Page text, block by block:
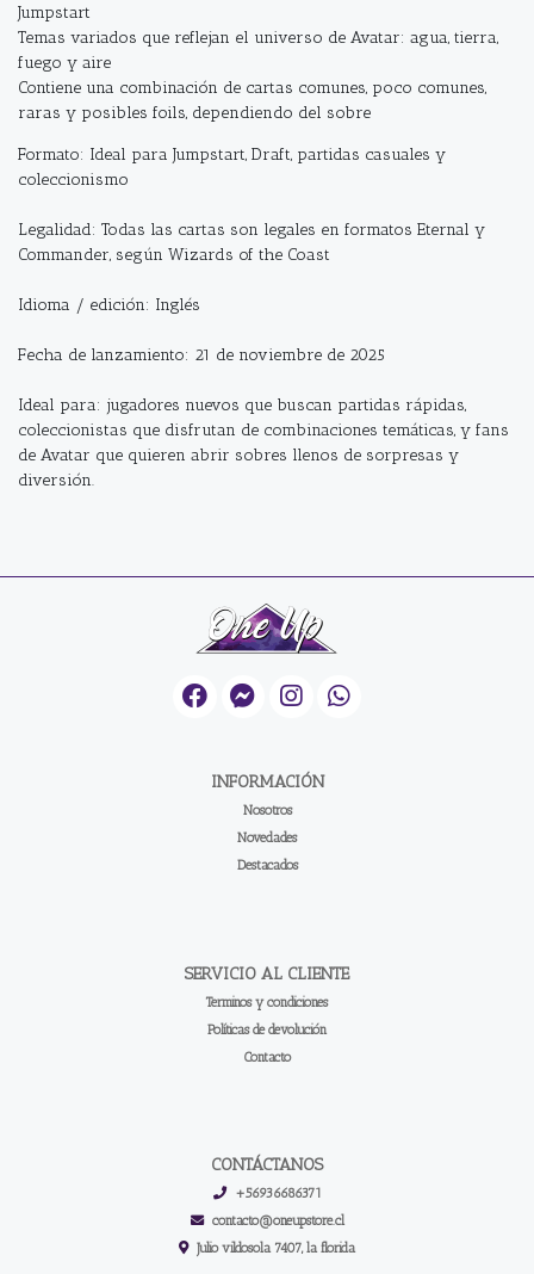
Jumpstart
Temas variados que reflejan el universo de Avatar: agua, tierra,
fuego y aire
Contiene una combinación de cartas comunes, poco comunes,
raras y posibles foils, dependiendo del sobre
Formato: Ideal para Jumpstart, Draft, partidas casuales y
coleccionismo
Legalidad: Todas las cartas son legales en formatos Eternal y
Commander, según Wizards of the Coast
Idioma / edición: Inglés
Fecha de lanzamiento: 21 de noviembre de 2025
Ideal para: jugadores nuevos que buscan partidas rápidas,
coleccionistas que disfrutan de combinaciones temáticas, y fans
de Avatar que quieren abrir sobres llenos de sorpresas y
diversión.
INFORMACIÓN
Nosotros
Novedades
Destacados
SERVICIO AL CLIENTE
Terminos y condiciones
Políticas de devolución
Contacto
CONTÁCTANOS
+56936686371
contacto@oneupstore.cl
Julio vildosola 7407, la florida